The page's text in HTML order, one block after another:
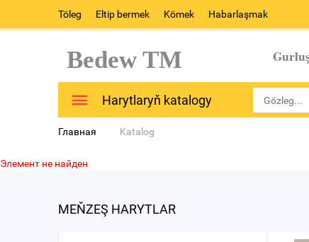
Töleg Eltip bermek Kömek Habarlaşmak
Bedew TM
Harytlaryň katalogy
Главная Katalog
Элемент не найден
MEŇZEŞ HARYTLAR